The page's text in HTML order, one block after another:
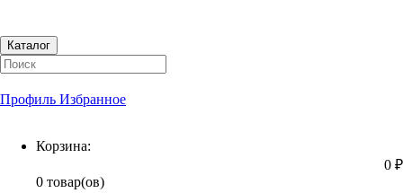
Каталог
Профиль Избранное
Корзина:
0 ₽
0 товар(ов)